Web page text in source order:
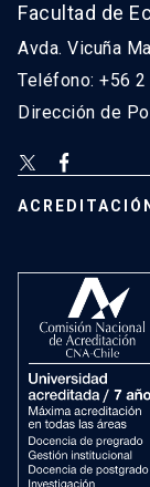
Facultad de
Avda. Vicuña
Teléfono: +56
Dirección de
ACREDITACIÓN